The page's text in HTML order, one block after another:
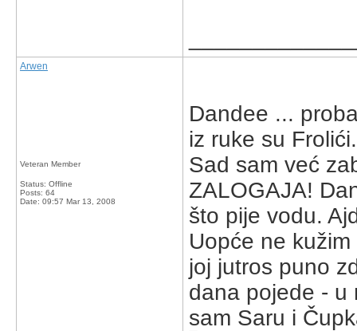
Arwen
Veteran Member
Status: Offline
Posts: 64
Date: 09:57 Mar 13, 2008
Dandee ...
iz ruke su
Sad sam već
ZALOGAJA!
što pije vodu.
Uopće ne
joj jutros puno
dana pojede - u
sam Saru i